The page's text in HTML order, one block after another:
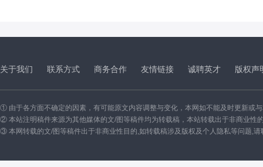
关于我们 联系方式 商务合作 友情链接 诚聘英才 版权声
① 由于各方面不确定的因素，有可能原文内容调整与变化，本网如不能及时更新或
② 本站注明稿件来源为其他媒体的文/图等稿件均为转载稿，本站转载出于非商业性
③ 本网转载的文/图等稿件出于非商业性目的,如转载稿涉及版权及个人隐私等问题,